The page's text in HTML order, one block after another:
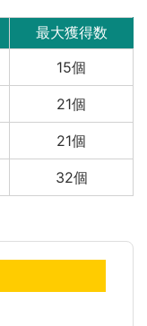
最大獲得数
15個
21個
21個
32個